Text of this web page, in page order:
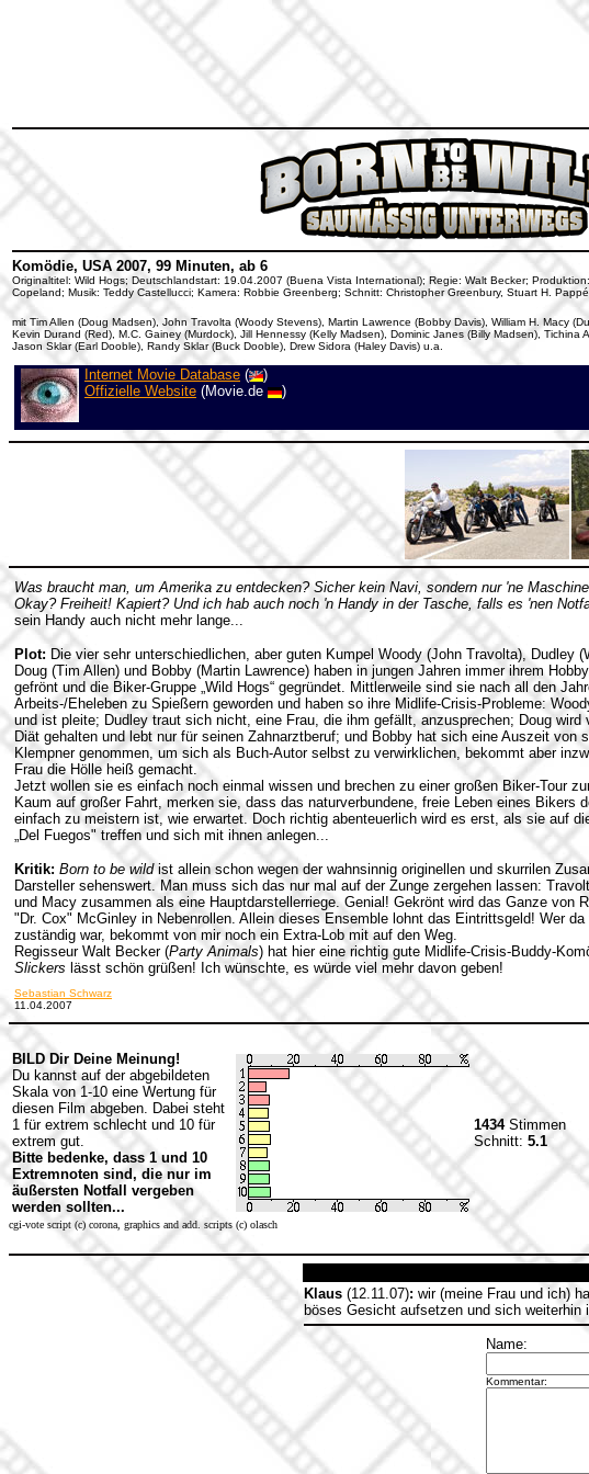
Komödie, USA 2007, 99 Minuten, ab 6
Originaltitel: Wild Hogs; Deutschlandstart: 19.04.2007 (Buena Vista International); Regie: Walt Becker;
Copeland; Musik: Teddy Castellucci; Kamera: Robbie Greenberg; Schnitt: Christopher Greenbury, Stuart H. Pappé
mit Tim Allen (Doug Madsen), John Travolta (Woody Stevens), Martin Lawrence (Bobby Davis), William H. Macy
Kevin Durand (Red), M.C. Gainey (Murdock), Jill Hennessy (Kelly Madsen), Dominic Janes (Billy Madsen), Tichina
Jason Sklar (Earl Dooble), Randy Sklar (Buck Dooble), Drew Sidora (Haley Davis) u.a.
Internet Movie Database (
)
Offizielle Website (Movie.de )
Was braucht man, um Amerika zu entdecken? Sicher kein Navi, sondern nur 'ne
Okay? Freiheit! Kapiert? Und ich hab auch noch 'n Handy in der Tasche, falls es 'nen
sein Handy auch nicht mehr lange...
Plot: Die vier sehr unterschiedlichen, aber guten Kumpel Woody (John Travolta), Dudley
Doug (Tim Allen) und Bobby (Martin Lawrence) haben in jungen Jahren immer ihrem
gefrönt und die Biker-Gruppe „Wild Hogs“ gegründet. Mittlerweile sind sie nach all den
Arbeits-/Eheleben zu Spießern geworden und haben so ihre Midlife-Crisis-Probleme:
und ist pleite; Dudley traut sich nicht, eine Frau, die ihm gefällt, anzusprechen; Doug wird
Diät gehalten und lebt nur für seinen Zahnarztberuf; und Bobby hat sich eine Auszeit von
Klempner genommen, um sich als Buch-Autor selbst zu verwirklichen, bekommt aber
Frau die Hölle heiß gemacht.
Jetzt wollen sie es einfach noch einmal wissen und brechen zu einer großen Biker-Tour
Kaum auf großer Fahrt, merken sie, dass das naturverbundene, freie Leben eines Bikers
einfach zu meistern ist, wie erwartet. Doch richtig abenteuerlich wird es erst, als sie auf
„Del Fuegos" treffen und sich mit ihnen anlegen...
Kritik: Born to be wildist allein schon wegen der wahnsinnig originellen und skurrilen
Darsteller sehenswert. Man muss sich das nur mal auf der Zunge zergehen lassen:
und Macy zusammen als eine Hauptdarstellerriege. Genial! Gekrönt wird das Ganze von
"Dr. Cox" McGinley in Nebenrollen. Allein dieses Ensemble lohnt das Eintrittsgeld! Wer
zuständig war, bekommt von mir noch ein Extra-Lob mit auf den Weg.
Regisseur Walt Becker (Party Animals) hat hier eine richtig gute Midlife-Crisis-Buddy-
Slickers lässt schön grüßen! Ich wünschte, es würde viel mehr davon geben!
Sebastian Schwarz
11.04.2007
BILD Dir Deine Meinung!
Du kannst auf der abgebildeten
Skala von 1-10 eine Wertung für
diesen Film abgeben. Dabei steht
1 für extrem schlecht und 10 für
extrem gut.
Bitte bedenke, dass 1 und 10
Extremnoten sind, die nur im
äußersten Notfall vergeben
werden sollten...
1434Stimmen
Schnitt: 5.1
cgi-vote script (c) corona, graphics and add. scripts (c) olasch
Klaus (12.11.07): wir (meine Frau und ich)
böses Gesicht aufsetzen und sich weiterhin
Name:
Kommentar: